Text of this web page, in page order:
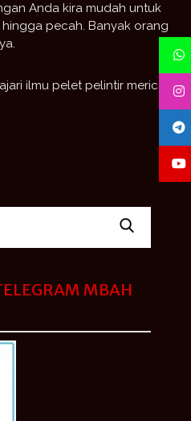
Anda kira mudah untuk
pecah. Banyak orang
ilmu pelet pelintir merica?
MBAH